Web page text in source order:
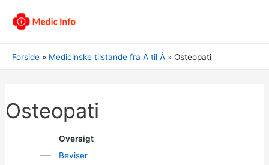
Forside Medicinske tilstande fra A til Å Osteopati
Osteopati
Oversigt
Beviser